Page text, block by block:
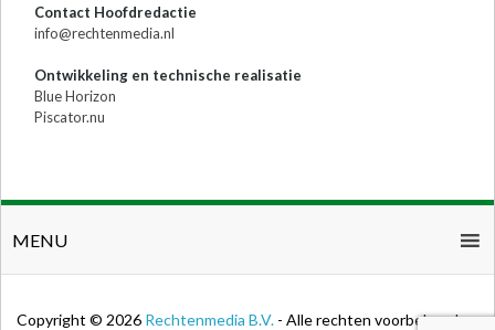
Contact Hoofdredactie
info@rechtenmedia.nl
Ontwikkeling en technische realisatie
Blue Horizon
Piscator.nu
MENU
Copyright © 2026 Rechtenmedia B.V. - Alle rechten voorbehouden.